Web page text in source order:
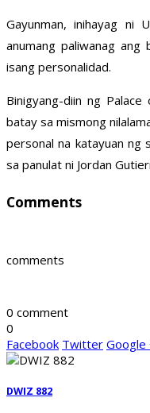
Gayunman, inihayag ni
anumang paliwanag
isang personalidad.
Binigyang-diin ng
batay sa mismong
personal na katayuan ng
sa panulat ni Jordan
Comments
comments
0 comment
0
Facebook Twitter Google
DWIZ 882